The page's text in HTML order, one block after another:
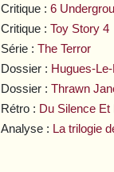
Critique :6
Critique :Toy Story 4
Série :The Terror
Dossier : Hugues-
Dossier :Thrawn
Rétro : Du Silence
Analyse : La trilogie